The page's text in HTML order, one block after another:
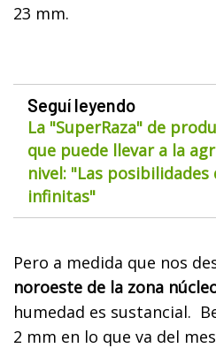
23 mm.
Seguí leyendo
La "SuperRaza" de
que puede llevar a la
nivel: "Las
infinitas"
Pero a medida que nos
noroeste de la zona
humedad es sustancial.
2 mm en lo que va del